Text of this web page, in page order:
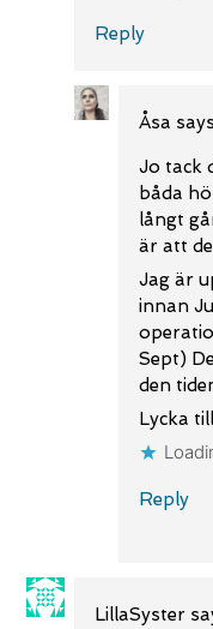
Reply
Åsa
Jo tack
båda
långt
är att
Jag är
innan
Sept)
den
Lycka
Reply
LillaSyster